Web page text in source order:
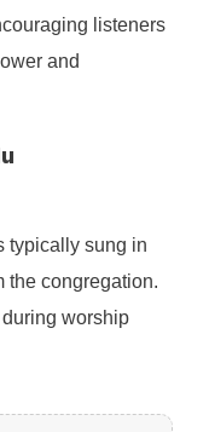
listeners
and
typically sung in
the congregation.
worship